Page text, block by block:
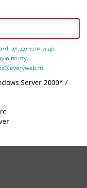
эл. деньги и др.
почту.
Server 2000* /